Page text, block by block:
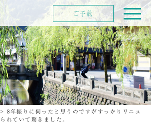
> 8年振りに伺ったと思うのですがすっかりリニュ
れていて驚きました。
ご予約